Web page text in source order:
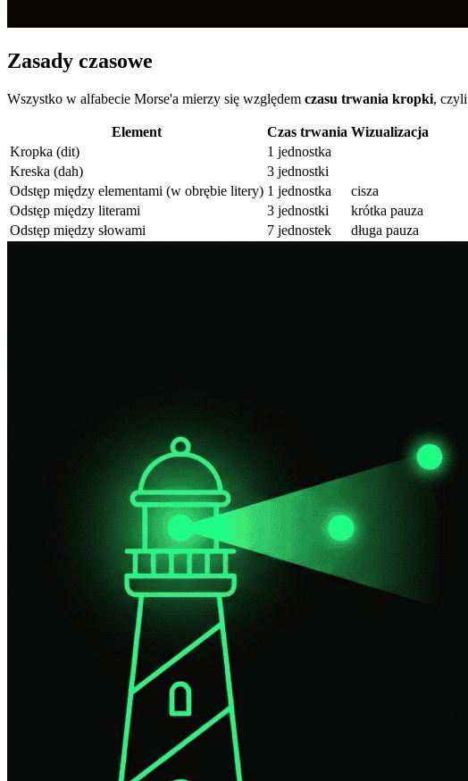
Zasady czasowe
Wszystko w alfabecie Morse'a mierzy się względem czasu trwania kropki,
Element Czas trwania Wizualizacja
Kropka (dit)
1 jednostka
Kreska (dah)
3 jednostki
Odstęp między elementami (w obrębie litery) 1 jednostka
cisza
Odstęp między literami
3 jednostki
krótka pauza
Odstęp między słowami
7 jednostek długa pauza